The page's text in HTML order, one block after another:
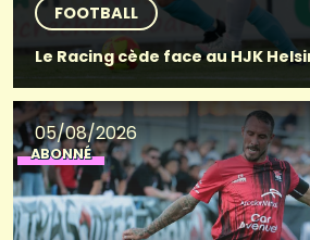
FOOTBALL
Le Racing cède face au HJK
05/08/2026
ABONNÉ